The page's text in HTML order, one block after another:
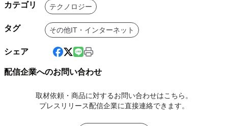
カテゴリ テクノロジー
タグ その他IT・インターネット
シェア
配信企業へのお問い合わせ
取材依頼・商品に対するお問い合わせはこちら。
プレスリリース配信企業に直接連絡できます。